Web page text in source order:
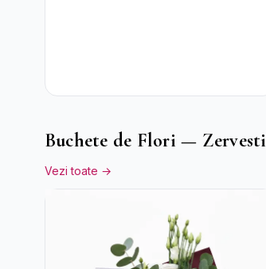
Buchete de Flori — Zervesti
Vezi toate →